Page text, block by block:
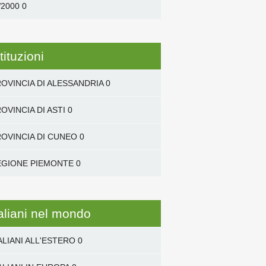
0
DI ALESSANDRIA0
DI ASTI 0
DI CUNEO0
PIEMONTE0
nel mondo
ALL'ESTERO0